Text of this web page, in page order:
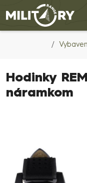
Army shop
Hodinky
náramkom